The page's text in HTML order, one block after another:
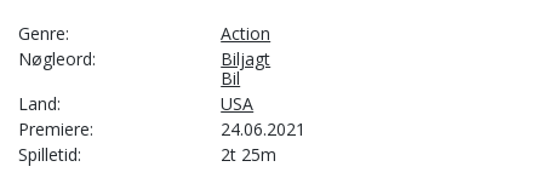
Genre
Action
Nøgleord
Biljagt
Bil
Land
USA
Premiere
24.06.2021
Spilletid
2t 25m